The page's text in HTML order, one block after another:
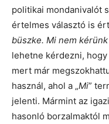
politikai mondanivalót
értelmes választó is
büszke. Mi nem
lehetne kérdezni, hogy
mert már
használ, ahol a „Mi”
jelenti. Mármint az
hasonló borzalmaktól